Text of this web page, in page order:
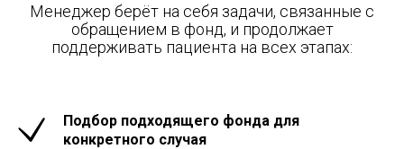
Менеджер берёт на себя задачи, связанные с
обращением в фонд, и продолжает
поддерживать пациента на всех этапах:
Подбор подходящего фонда для
конкретного случая